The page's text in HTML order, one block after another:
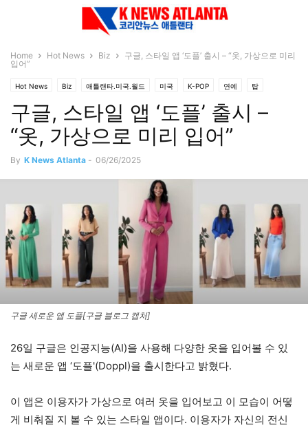
Home Hot News Biz
구글, 스타일 앱 ‘도플’ 출시 – “옷, 가상으로 미리
입어”
Hot News Biz 애틀랜타.미국.월드 미국 K-POP 연예 탑
구글, 스타일 앱 ‘도플’ 출시 –
“옷, 가상으로 미리 입어”
By K News Atlanta - 06/26/2025
구글 새로운 앱 도플[구글 블로그 캡처]
26일 구글은 인공지능(AI)을 사용해 다양한 옷을 입어볼 수 있
는 새로운 앱 ‘도플'(Doppl)을 출시한다고 밝혔다.
이 앱은 이용자가 가상으로 여러 옷을 입어보고 이 모습이 어떻
게 비춰질 지 볼 수 있는 스타일 앱이다. 이용자가 자신의 전신